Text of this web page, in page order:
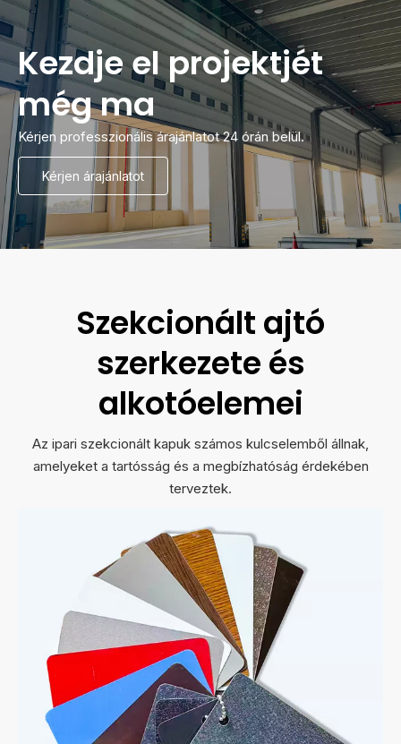
Kezdje el projektjét
még ma
Kérjen professzionális árajánlatot 24 órán belül.
Kérjen árajánlatot
Szekcionált ajtó
szerkezete és
alkotóelemei
Az ipari szekcionált kapuk számos kulcselemből állnak,
amelyeket a tartósság és a megbízhatóság érdekében
terveztek.